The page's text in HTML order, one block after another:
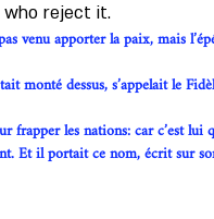
who reject it.
venu apporter la paix, mais
monté dessus, s’appelait le
frapper les nations: car c’est
Et il portait ce nom, écrit sur